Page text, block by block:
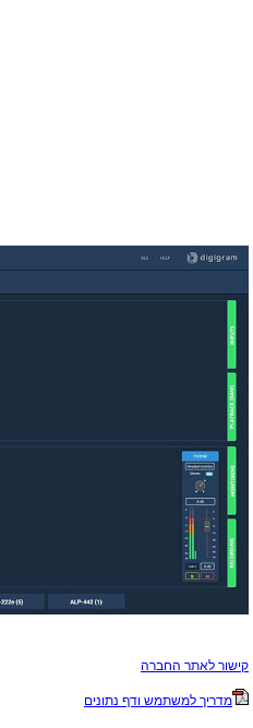
קישור לאתר החברה
מדריך למשתמש ודף נתונים